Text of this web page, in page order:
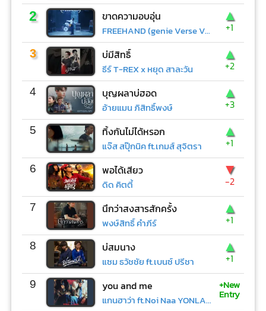
2 ขาดความอบอุ่น
FREEHAND (genie Verse Vol.1)
▲
+1
3 บ่มีสิทธิ์
ธีร์ T-REX x หยุด สาละวัน
▲
+2
4 บุญผลาบ่ฮอด
อ้ายแมน ภิสิทธิ์พงษ์
▲
+3
5 ทิ้งกันไม่ได้หรอก
แจ๊ส สปุ๊กนิค ft.เกมส์ สุจิตรา
▲
+1
6 พอได้เสียว
ดิด คิตตี้
▼
-2
7 นึกว่าสงสารสักครั้ง
พงษ์สิทธิ์ คำภีร์
▲
+1
8 บ่สมนาง
แซม ธวัชชัย ft.เบนซ์ ปรีชา
▲
+1
9 you and me
แกนฮาว่า ft.Noi Naa YONLAPA
+New
Entry